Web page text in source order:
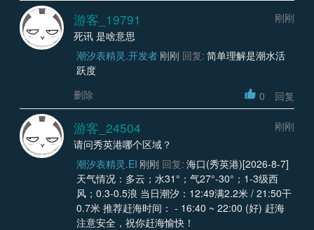
游客_19791
刚刚
死讯 是啥意思
潮汐表精灵.开发者 刚刚 回复: 简单理解是潮水活
跃度
删除
0 回复
游客_24504
刚刚
请问秀英港哪个区域？
潮汐表精灵.EI 刚刚 回复: 海口(秀英港)[2026-8-7]
天气情况：多云；水31°；气27°-30°；1-3级西
风；0.3-0.5浪 当日潮汐：12:49满2.2米 / 21:50干
0.7米 推荐赶海时间： - 16:40 ~ 22:00 (好) 赶海
注意安全，祝你赶海愉快！